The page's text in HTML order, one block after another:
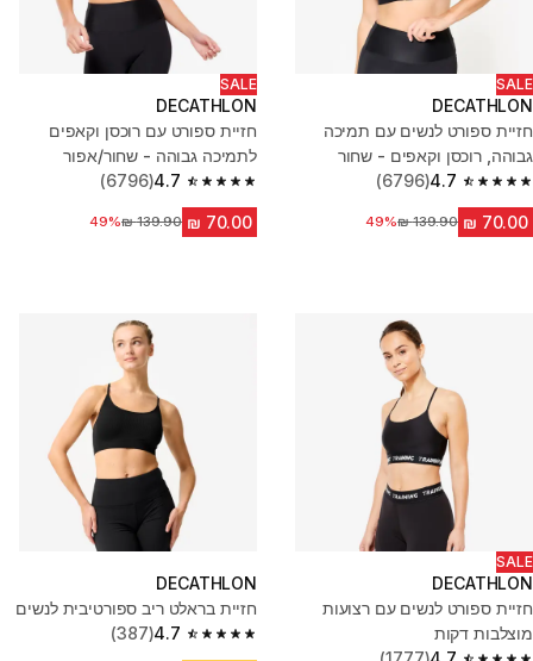
SALE
DECATHLON
חזיית ספורט לנשים עם תמיכה
גבוהה, רוכסן וקאפים - שחור
4.7
4.7 out of 5 stars from 6796 reviews
(6796)
מחיר לפני הנחה‏139.90 ₪
49%
SALE
DECATHLON
חזיית ספורט עם רוכסן וקאפים
לתמיכה גבוהה - שחור/אפור
4.7
4.7 out of 5 stars from 6796 reviews
(6796)
מחיר לפני הנחה‏139.90 ₪
49%
SALE
DECATHLON
חזיית ספורט לנשים עם רצועות
מוצלבות דקות
DECATHLON
חזיית בראלט ריב ספורטיבית לנשים
4.7
4.7 out of 5 stars from 387 reviews
(387)